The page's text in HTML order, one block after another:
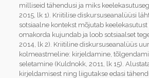
milliseid tähendusi ja miks
2015, lk 1). Kriitilise diskursuseanalüüsi
sotsiaalne kontekst mõjutab
omakorda kujundab ja loob sotsiaalset
2014, lk 2). Kriitiline diskursuseanalüüs
kolmeastmeline: kirjeldamine,
seletamine (Kuldnokk, 2011, lk 15).
kirjeldamisest ning liigutakse edasi